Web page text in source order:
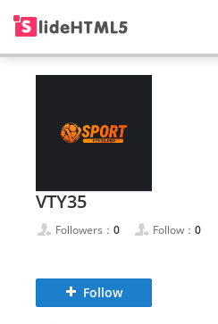
VTY35
Followers： 0 Follow： 0
Follow